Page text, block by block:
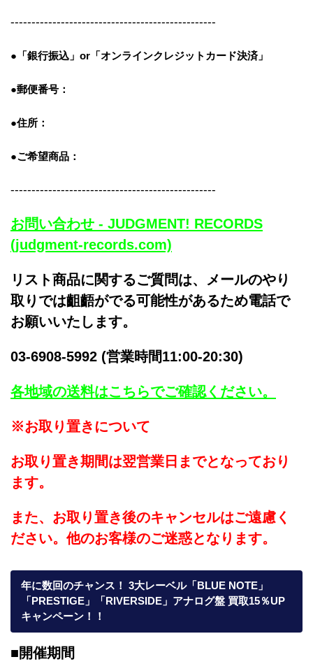
-------------------------------------------------
●「銀行振込」or「オンラインクレジットカード決済」
●郵便番号：
●住所：
●ご希望商品：
-------------------------------------------------
お問い合わせ - JUDGMENT! RECORDS
(judgment-records.com)
リスト商品に関するご質問は、メールのやり
取りでは齟齬がでる可能性があるため電話で
お願いいたします。
03-6908-5992 (営業時間11:00-20:30)
各地域の送料はこちらでご確認ください。
※お取り置きについて
お取り置き期間は翌営業日までとなっており
ます。
また、お取り置き後のキャンセルはご遠慮く
ださい。他のお客様のご迷惑となります。
年に数回のチャンス！ 3大レーベル「BLUE NOTE」
「PRESTIGE」「RIVERSIDE」アナログ盤 買取15％UP
キャンペーン！！
■開催期間